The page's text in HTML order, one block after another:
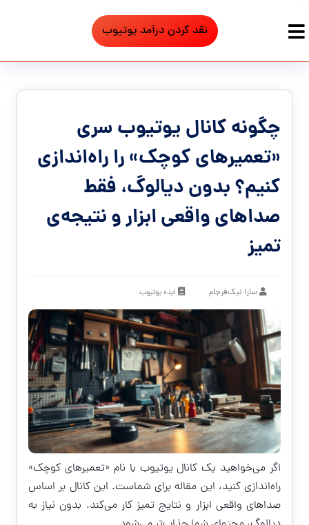
نقد کردن درآمد یوتیوب
چگونه کانال یوتیوب سری
«تعمیرهای کوچک» را راه‌اندازی
کنیم؟ بدون دیالوگ، فقط
صداهای واقعی ابزار و نتیجه‌ی
تمیز
سارا نیک‌فرجام ایده یوتیوب
اگر می‌خواهید یک کانال یوتیوب با نام «تعمیرهای کوچک»
راه‌اندازی کنید، این مقاله برای شماست. این کانال بر اساس
صداهای واقعی ابزار و نتایج تمیز کار می‌کند. بدون نیاز به